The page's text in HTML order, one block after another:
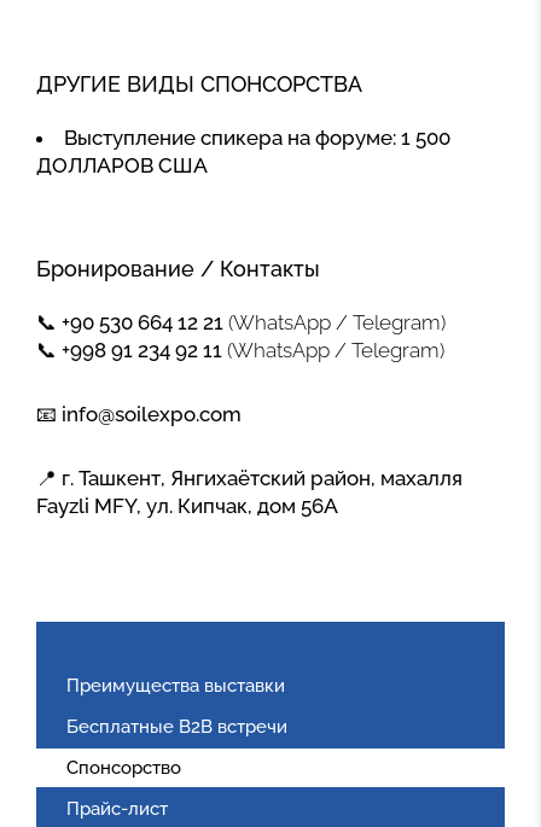
ДРУГИЕ ВИДЫ СПОНСОРСТВА
Выступление спикера на форуме: 1 500
ДОЛЛАРОВ США
Бронирование / Контакты
📞 +90 530 664 12 21 (WhatsApp / Telegram)
📞 +998 91 234 92 11 (WhatsApp / Telegram)
📧 info@soilexpo.com
📍 г. Ташкент, Янгихаётский район, махалля
Fayzli MFY, ул. Кипчак, дом 56А
Преимущества выставки
Бесплатные B2B встречи
Спонсорство
Прайс-лист